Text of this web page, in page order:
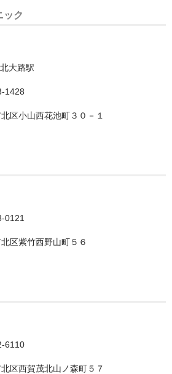
ック
大路駅
1428
区小山西花池町３０－１
0121
区紫竹西野山町５６
6110
区西賀茂北山ノ森町５７